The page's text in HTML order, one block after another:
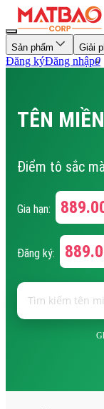
Sản phẩm Giải
Đăng kýĐăng nhập0
TÊN MIỀN
Điểm tô sắc
Gia hạn:
Đăng ký: